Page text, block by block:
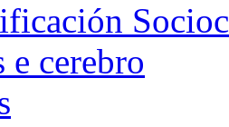
e cerebro